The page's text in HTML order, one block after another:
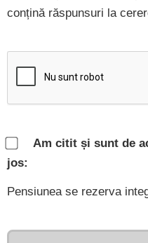
conțină răspunsuri la
Am citit și sunt de
jos:
Pensiunea se rezerva